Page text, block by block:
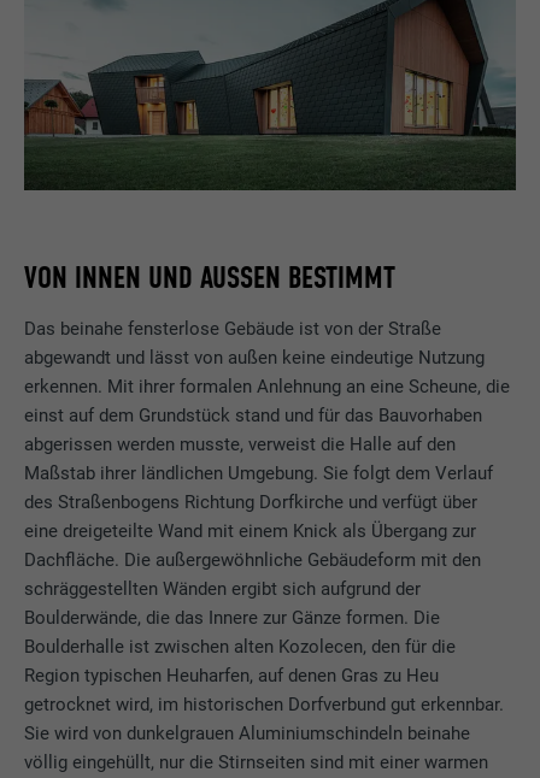
VON INNEN UND AUSSEN BESTIMMT
Das beinahe fensterlose Gebäude ist von der Straße
abgewandt und lässt von außen keine eindeutige Nutzung
erkennen. Mit ihrer formalen Anlehnung an eine Scheune, die
einst auf dem Grundstück stand und für das Bauvorhaben
abgerissen werden musste, verweist die Halle auf den
Maßstab ihrer ländlichen Umgebung. Sie folgt dem Verlauf
des Straßenbogens Richtung Dorfkirche und verfügt über
eine dreigeteilte Wand mit einem Knick als Übergang zur
Dachfläche. Die außergewöhnliche Gebäudeform mit den
schräggestellten Wänden ergibt sich aufgrund der
Boulderwände, die das Innere zur Gänze formen. Die
Boulderhalle ist zwischen alten Kozolecen, den für die
Region typischen Heuharfen, auf denen Gras zu Heu
getrocknet wird, im historischen Dorfverbund gut erkennbar.
Sie wird von dunkelgrauen Aluminiumschindeln beinahe
völlig eingehüllt, nur die Stirnseiten sind mit einer warmen